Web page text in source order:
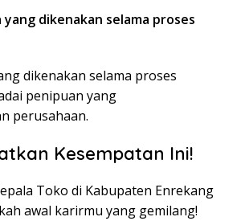
yang dikenakan selama proses
dikenakan selama proses
penipuan yang
perusahaan.
Kesempatan Ini!
Toko di Kabupaten Enrekang
awal karirmu yang gemilang!